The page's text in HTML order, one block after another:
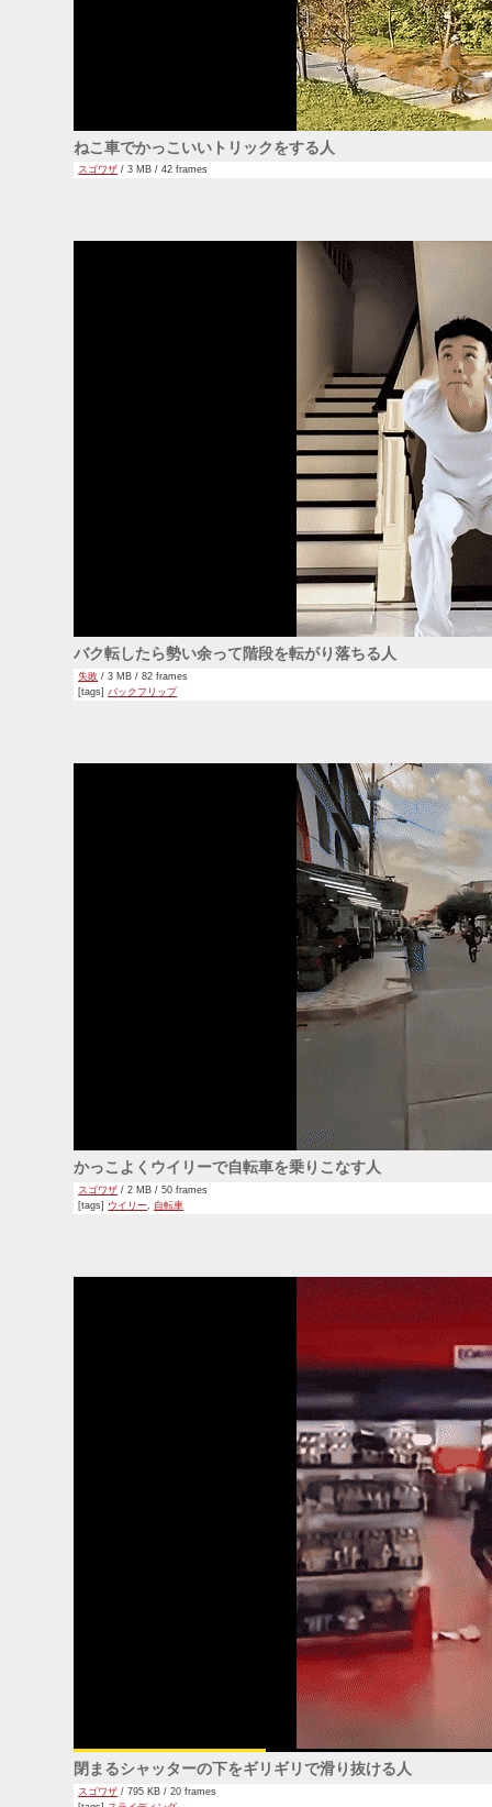
ねこ車でかっこいいトリックをする人
スゴワザ / 3 MB / 42 frames
バク転したら勢い余って階段を転がり落ちる人
失敗 / 3 MB / 82 frames
[tags]バックフリップ
かっこよくウイリーで自転車を乗りこなす人
スゴワザ / 2 MB / 50 frames
[tags] ウイリー, 自転車
閉まるシャッターの下をギリギリで滑り抜ける人
スゴワザ / 795 KB / 20 frames